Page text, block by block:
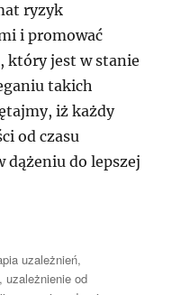
ryzyk
i promować
który jest w stanie
takich
iż każdy
od czasu
do lepszej
uzależnień,
, uzależnienie od